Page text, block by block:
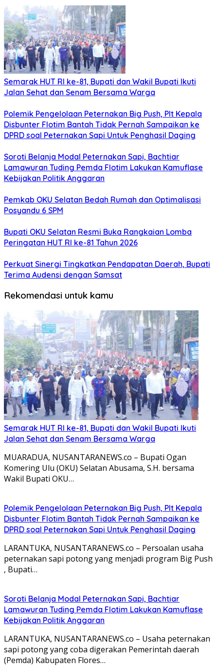
Semarak HUT RI ke-81, Bupati dan Wakil Bupati Ikuti
Jalan Sehat dan Senam Bersama Warga
Polemik Pengelolaan Peternakan Big Push, Plt Kepala
Disbunter Flotim Bantah Tidak Pernah Sampaikan ke
DPRD soal Peternakan Sapi Untuk Penghasil Daging
Soroti Belanja Modal Peternakan Sapi, Bachtiar
Lamawuran Tuding Pemda Flotim Lakukan Kamuflase
Kebijakan Politik Anggaran
Pemkab OKU Selatan Bedah Rumah dan Optimalisasi
Posyandu 6 SPM
Bupati OKU Selatan Resmi Buka Rangkaian Lomba
Peringatan HUT RI ke-81 Tahun 2026
Perkuat Sinergi Tingkatkan Pendapatan Daerah, Bupati
Terima Audensi dengan Samsat
Rekomendasi untuk kamu
Semarak HUT RI ke-81, Bupati dan Wakil Bupati Ikuti
Jalan Sehat dan Senam Bersama Warga
MUARADUA, NUSANTARANEWS.co – Bupati Ogan
Komering Ulu (OKU) Selatan Abusama, S.H. bersama
Wakil Bupati OKU…
Polemik Pengelolaan Peternakan Big Push, Plt Kepala
Disbunter Flotim Bantah Tidak Pernah Sampaikan ke
DPRD soal Peternakan Sapi Untuk Penghasil Daging
LARANTUKA, NUSANTARANEWS.co – Persoalan usaha
peternakan sapi potong yang menjadi program Big Push
, Bupati…
Soroti Belanja Modal Peternakan Sapi, Bachtiar
Lamawuran Tuding Pemda Flotim Lakukan Kamuflase
Kebijakan Politik Anggaran
LARANTUKA, NUSANTARANEWS.co – Usaha peternakan
sapi potong yang coba digerakan Pemerintah daerah
(Pemda) Kabupaten Flores…